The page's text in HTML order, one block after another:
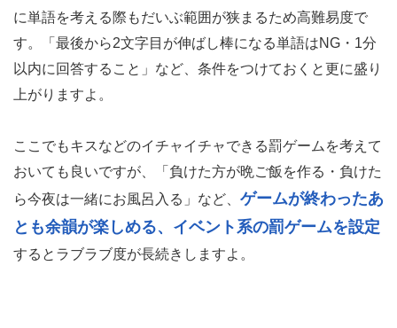
に単語を考える際もだいぶ範囲が狭まるため高難易度で
す。「最後から2文字目が伸ばし棒になる単語はNG・1分
以内に回答すること」など、条件をつけておくと更に盛り
上がりますよ。
ここでもキスなどのイチャイチャできる罰ゲームを考えて
おいても良いですが、「負けた方が晩ご飯を作る・負けた
ら今夜は一緒にお風呂入る」など、 ゲームが終わったあ
とも余韻が楽しめる、イベント系の罰ゲームを設定
するとラブラブ度が長続きしますよ。